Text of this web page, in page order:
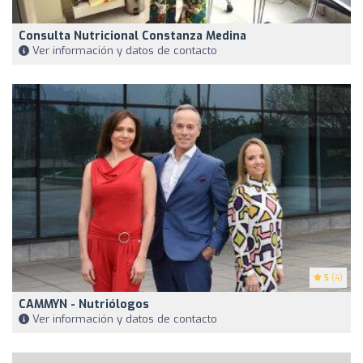
Consulta Nutricional Constanza Medina
Ver información y datos de contacto
5 (4)
CAMMYN - Nutriólogos
Ver información y datos de contacto